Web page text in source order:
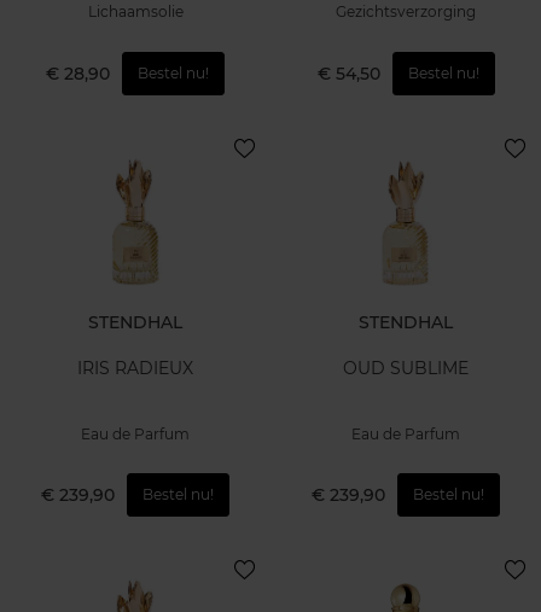
Lichaamsolie
€ 28,90 Bestel nu!
Gezichtsverzorging
€ 54,50 Bestel nu!
STENDHAL
IRIS RADIEUX
Eau de Parfum
€ 239,90 Bestel nu!
STENDHAL
OUD SUBLIME
Eau de Parfum
€ 239,90 Bestel nu!